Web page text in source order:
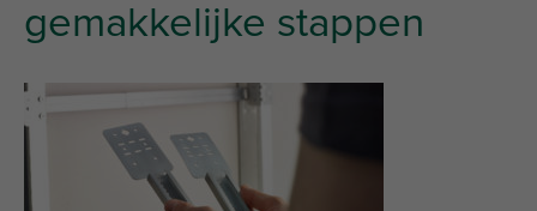
gemakkelijke stappen